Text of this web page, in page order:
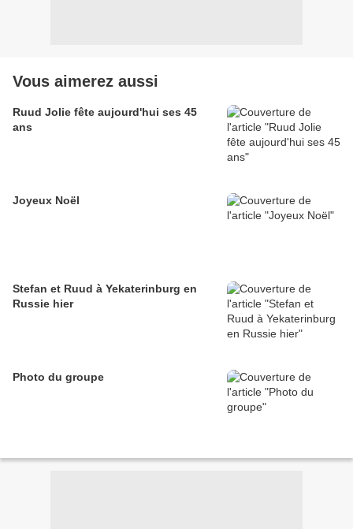
Vous aimerez aussi
Ruud Jolie fête aujourd'hui ses 45
ans
Joyeux Noël
Stefan et Ruud à Yekaterinburg‬ en
Russie hier
Photo du groupe